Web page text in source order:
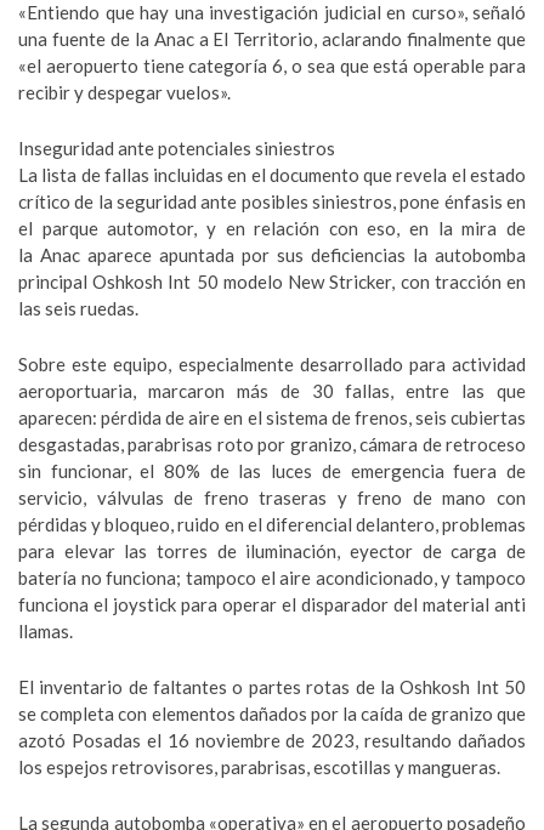
«Entiendo que hay una investigación judicial en curso», señaló
una fuente de la Anac a El Territorio, aclarando finalmente que
«el aeropuerto tiene categoría 6, o sea que está operable para
recibir y despegar vuelos».
Inseguridad ante potenciales siniestros
La lista de fallas incluidas en el documento que revela el estado
crítico de la seguridad ante posibles siniestros, pone énfasis en
el parque automotor, y en relación con eso, en la mira de
la Anac aparece apuntada por sus deficiencias la autobomba
principal Oshkosh Int 50 modelo New Stricker, con tracción en
las seis ruedas.
Sobre este equipo, especialmente desarrollado para actividad
aeroportuaria, marcaron más de 30 fallas, entre las que
aparecen: pérdida de aire en el sistema de frenos, seis cubiertas
desgastadas, parabrisas roto por granizo, cámara de retroceso
sin funcionar, el 80% de las luces de emergencia fuera de
servicio, válvulas de freno traseras y freno de mano con
pérdidas y bloqueo, ruido en el diferencial delantero, problemas
para elevar las torres de iluminación, eyector de carga de
batería no funciona; tampoco el aire acondicionado, y tampoco
funciona el joystick para operar el disparador del material anti
llamas.
El inventario de faltantes o partes rotas de la Oshkosh Int 50
se completa con elementos dañados por la caída de granizo que
azotó Posadas el 16 noviembre de 2023, resultando dañados
los espejos retrovisores, parabrisas, escotillas y mangueras.
La segunda autobomba «operativa» en el aeropuerto posadeño